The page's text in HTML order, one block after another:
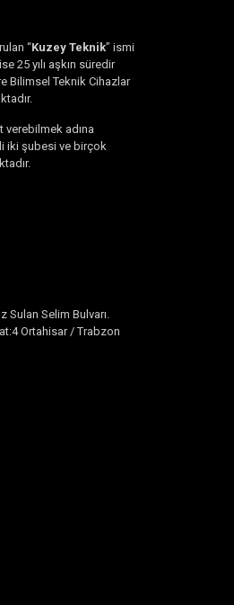
“Kuzey Teknik” ismi
25 yılı aşkın süredir
Bilimsel Teknik Cihazlar
verebilmek adına
iki şubesi ve birçok
Sulan Selim Bulvarı.
Ortahisar / Trabzon